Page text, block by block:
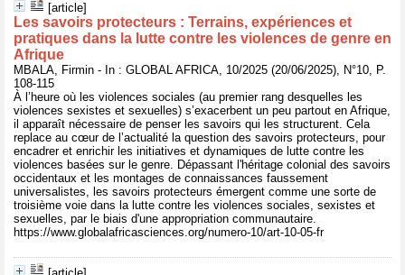
[article]
Les savoirs protecteurs : Terrains, expériences et
pratiques dans la lutte contre les violences de genre en
Afrique
MBALA, Firmin - In : GLOBAL AFRICA, 10/2025 (20/06/2025), N°10, P.
108-115
À l’heure où les violences sociales (au premier rang desquelles les
violences sexistes et sexuelles) s’exacerbent un peu partout en Afrique,
il apparaît nécessaire de penser les savoirs qui les structurent. Cela
replace au cœur de l’actualité la question des savoirs protecteurs, pour
encadrer et enrichir les initiatives et dynamiques de lutte contre les
violences basées sur le genre. Dépassant l'héritage colonial des savoirs
occidentaux et les montages de connaissances faussement
universalistes, les savoirs protecteurs émergent comme une sorte de
troisième voie dans la lutte contre les violences sociales, sexistes et
sexuelles, par le biais d'une appropriation communautaire.
https://www.globalafricasciences.org/numero-10/art-10-05-fr